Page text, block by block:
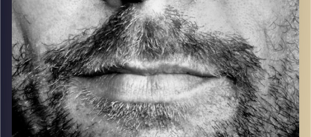
קרדיט תמונות: David Goehring